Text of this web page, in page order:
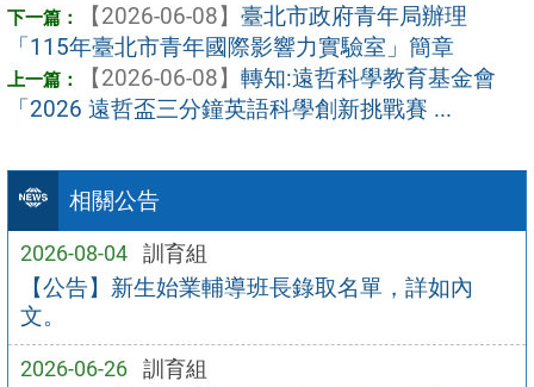
相關公告
2026-08-04 訓育組
【公告】新生始業輔導班長錄取名單，詳如內
文。
2026-06-26 訓育組
【2026-06-08】 臺北市政府青年局辦理
「115年臺北市青年國際影響力實驗室」簡章
【2026-06-08】 轉知:遠哲科學教育基金會
「2026 遠哲盃三分鐘英語科學創新挑戰賽 ...